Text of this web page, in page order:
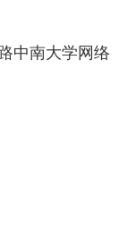
中南大学网络